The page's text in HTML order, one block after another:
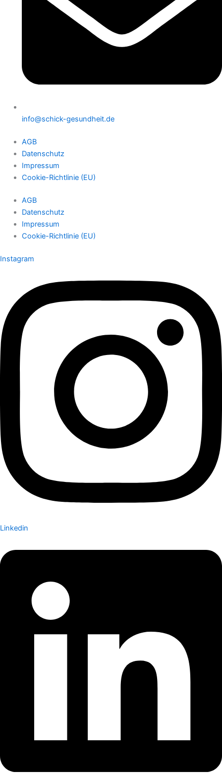
info@schick-gesundheit.de
AGB
Datenschutz
Impressum
Cookie-Richtlinie (EU)
AGB
Datenschutz
Impressum
Cookie-Richtlinie (EU)
Instagram
Linkedin